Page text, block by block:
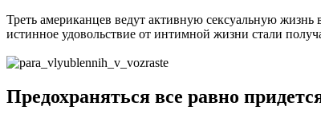
Треть американцев ведут активную сексуальную
истинное удовольствие от интимной жизни стали
Предохраняться все равно